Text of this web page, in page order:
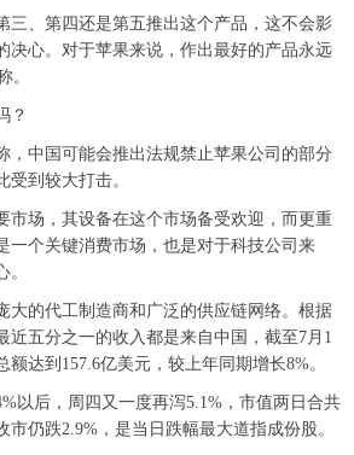
三、第四还是第五推出这个产品，这不会影
决心。对于苹果来说，作出最好的产品永远
。
？
，中国可能会推出法规禁止苹果公司的部分
受到较大打击。
市场，其设备在这个市场备受欢迎，而更重
一个关键消费市场，也是对于科技公司来
大的代工制造商和广泛的供应链网络。根据
近五分之一的收入都是来自中国，截至7月1
额达到157.6亿美元，较上年同期增长8%。
以后，周四又一度再泻5.1%，市值两日合共
市仍跌2.9%，是当日跌幅最大道指成份股。